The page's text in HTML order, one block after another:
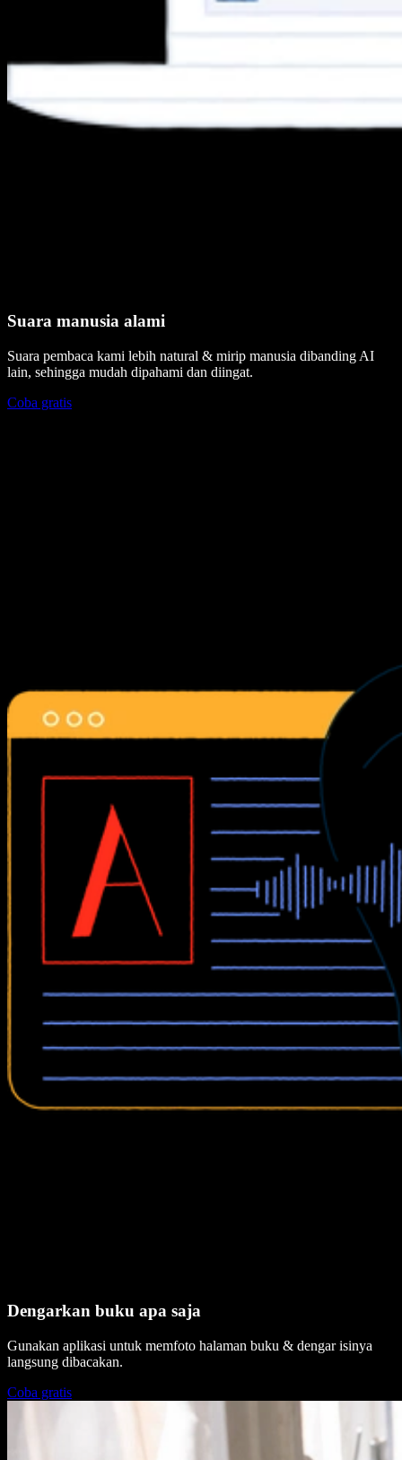
Suara manusia alami
Suara pembaca kami lebih natural & mirip manusia dibanding AI
lain, sehingga mudah dipahami dan diingat.
Coba gratis
Dengarkan buku apa saja
Gunakan aplikasi untuk memfoto halaman buku & dengar isinya
langsung dibacakan.
Coba gratis